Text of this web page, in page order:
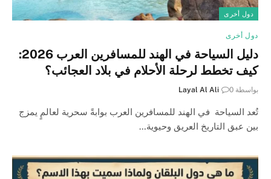
دول أخرى
دول أخرى
دليل السياحة في الهند للمسافرين العرب 2026:
كيف تخطط لرحلة الأحلام في بلاد العجائب؟
بواسطة Layal Al Ali 0
تُعد السياحة في الهند للمسافرين العرب بوابةً سحرية لعالمٍ يمزج
بين عبق التاريخ العريق وحيوية…